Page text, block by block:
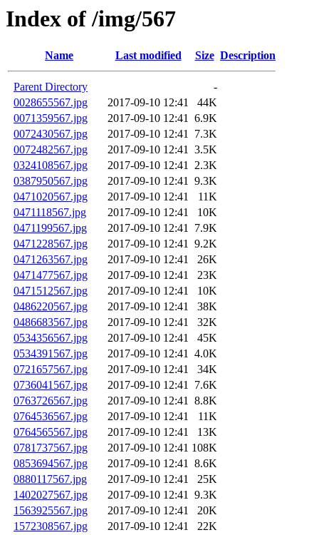
Index of /img/567
Name Last modified Size Description
Parent Directory
-
0028655567.jpg
2017-09-10 12:41
44K
0071359567.jpg
2017-09-10 12:41 6.9K
0072430567.jpg
2017-09-10 12:41 7.3K
0072482567.jpg
2017-09-10 12:41 3.5K
0324108567.jpg
2017-09-10 12:41 2.3K
0387950567.jpg
2017-09-10 12:41 9.3K
0471020567.jpg
2017-09-10 12:41
11K
0471118567.jpg
2017-09-10 12:41
10K
0471199567.jpg
2017-09-10 12:41 7.9K
0471228567.jpg
2017-09-10 12:41 9.2K
0471263567.jpg
2017-09-10 12:41
26K
0471477567.jpg
2017-09-10 12:41
23K
0471512567.jpg
2017-09-10 12:41
10K
0486220567.jpg
2017-09-10 12:41
38K
0486683567.jpg
2017-09-10 12:41
32K
0534356567.jpg
2017-09-10 12:41
45K
0534391567.jpg
2017-09-10 12:41 4.0K
0721657567.jpg
2017-09-10 12:41
34K
0736041567.jpg
2017-09-10 12:41 7.6K
0763726567.jpg
2017-09-10 12:41 8.8K
0764536567.jpg
2017-09-10 12:41
11K
0764565567.jpg
2017-09-10 12:41
13K
0781737567.jpg
2017-09-10 12:41 108K
0853694567.jpg
2017-09-10 12:41 8.6K
0880117567.jpg
2017-09-10 12:41
25K
1402027567.jpg
2017-09-10 12:41 9.3K
1563925567.jpg
2017-09-10 12:41
20K
1572308567.jpg
2017-09-10 12:41
22K